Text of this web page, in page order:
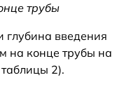
трубы
введения
на конце трубы на
2).